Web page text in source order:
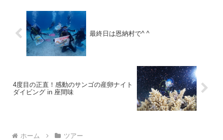
最終日は恩納村で^ ^
4度目の正直！感動のサンゴの産卵ナイト
ダイビング in 座間味
ホーム ツアー